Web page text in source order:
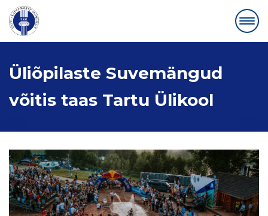
Üliõpilaste Suvemängud
võitis taas Tartu Ülikool